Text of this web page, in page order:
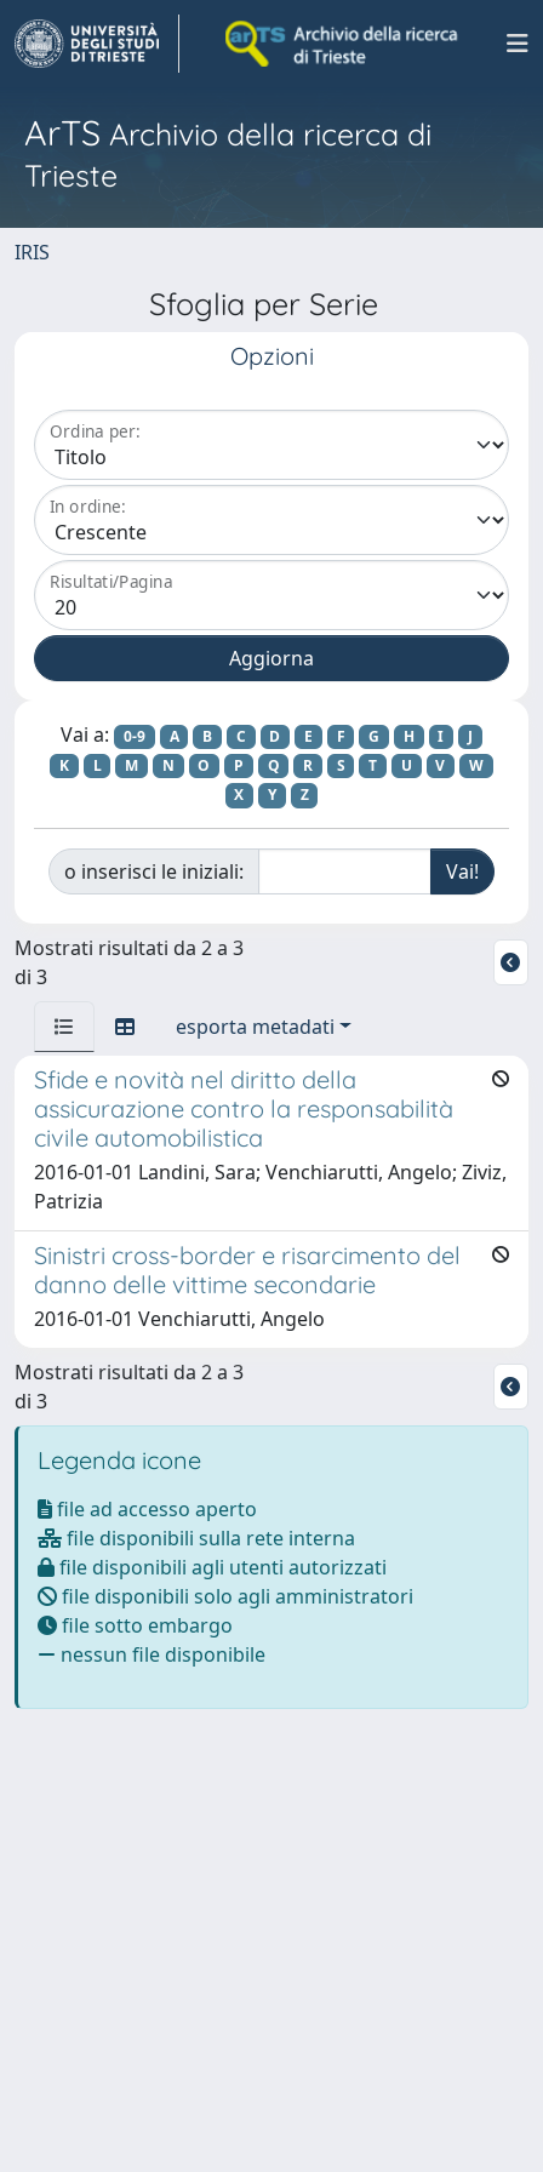
ArTS Archivio della ricerca di
Trieste
IRIS
Sfoglia per Serie
Opzioni
Ordina per:
In ordine:
Risultati/Pagina
Vai a: 0-9 A B C D E F G H I
J
K
L M N O P Q R S T U V
W
X
Y Z
o inserisci le iniziali:
Mostrati risultati da 2 a 3
di 3
esporta metadati
Sfide e novità nel diritto della
assicurazione contro la responsabilità
civile automobilistica
2016-01-01 Landini, Sara; Venchiarutti, Angelo; Ziviz,
Patrizia
Sinistri cross-border e risarcimento del
danno delle vittime secondarie
2016-01-01 Venchiarutti, Angelo
Mostrati risultati da 2 a 3
di 3
Legenda icone
file ad accesso aperto
file disponibili sulla rete interna
file disponibili agli utenti autorizzati
file disponibili solo agli amministratori
file sotto embargo
nessun file disponibile